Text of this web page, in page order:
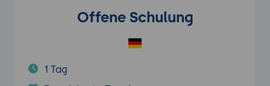
Offene Schulung
1 Tag